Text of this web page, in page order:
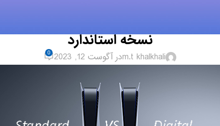
نسخه استاندارد
m.t khalkhaliدر آگوست 12, 2023 0